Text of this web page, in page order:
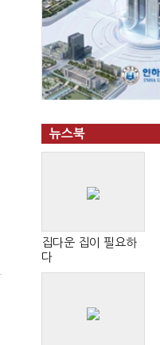
뉴스북
집다운 집이 필요하
다